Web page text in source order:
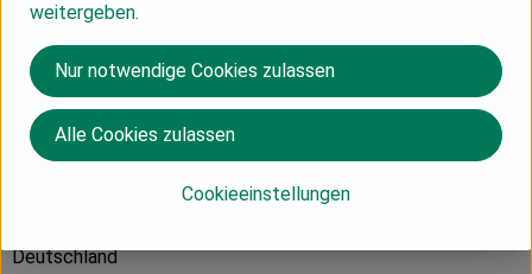
Produktdatenblatt
Deutschland
weitergeben.
Cookieeinstellungen
Nur notwendige Cookies zulassen
Alle Cookies zulassen